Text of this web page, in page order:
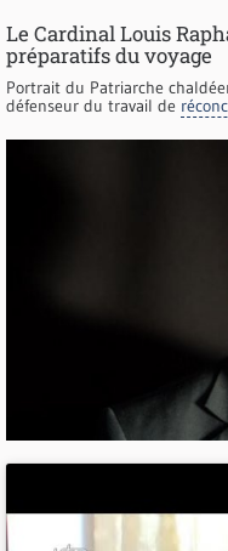
Le Cardinal Louis
préparatifs du voyage
Portrait du Patriarche
défenseur du travail de